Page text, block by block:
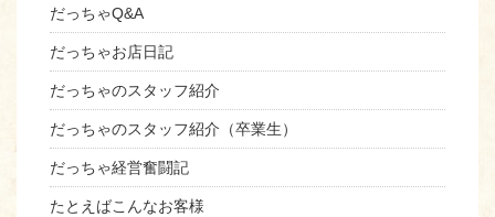
だっちゃQ&A
だっちゃお店日記
だっちゃのスタッフ紹介
だっちゃのスタッフ紹介（卒業生）
だっちゃ経営奮闘記
たとえばこんなお客様